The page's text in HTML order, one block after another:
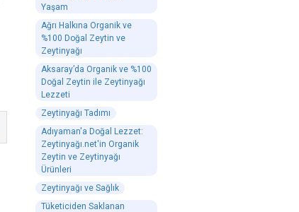
Yaşam
Ağrı Halkına Organik ve
%100 Doğal Zeytin ve
Zeytinyağı
Aksaray’da Organik ve %100
Doğal Zeytin ile Zeytinyağı
Lezzeti
Zeytinyağı Tadımı
Adıyaman'a Doğal Lezzet:
Zeytinyağı.net'in Organik
Zeytin ve Zeytinyağı
Ürünleri
Zeytinyağı ve Sağlık
Tüketiciden Saklanan